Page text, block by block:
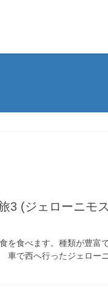
3 (ジェローニモ
を食べます。種類が豊
車で西へ行ったジェロー